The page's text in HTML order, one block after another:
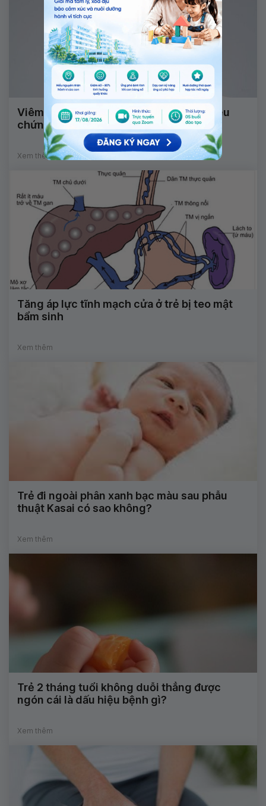
Viêm xương tai chũm: Nguyên nhân, triệu
chứng, chẩn đoán và điều trị
Xem thêm
Tăng áp lực tĩnh mạch cửa ở trẻ bị teo mật
bẩm sinh
Xem thêm
Trẻ đi ngoài phân xanh bạc màu sau phẫu
thuật Kasai có sao không?
Xem thêm
Trẻ 2 tháng tuổi không duỗi thẳng được
ngón cái là dấu hiệu bệnh gì?
Xem thêm